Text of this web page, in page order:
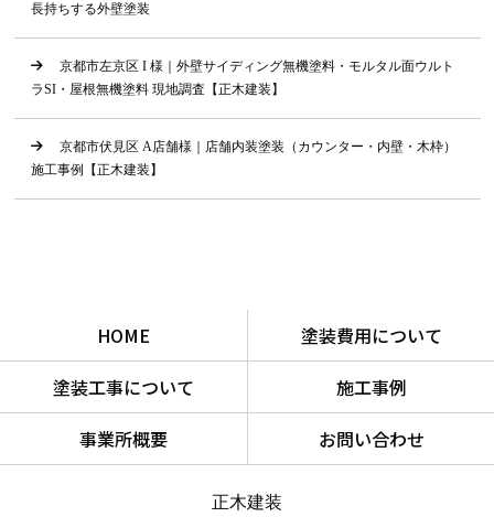
長持ちする外壁塗装
京都市左京区 I 様｜外壁サイディング無機塗料・モルタル面ウルト
ラSI・屋根無機塗料 現地調査【正木建装】
京都市伏見区 A店舗様｜店舗内装塗装（カウンター・内壁・木枠）
施工事例【正木建装】
HOME
塗装費用について
塗装工事について
施工事例
事業所概要
お問い合わせ
正木建装